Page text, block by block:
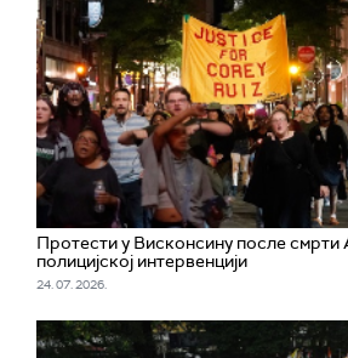
Протести у Висконсину после
полицијској интервенцији
24. 07. 2026.